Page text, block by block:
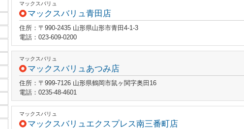
マックスバリュ
マックスバリュ青田店
住所：〒990-2435 山形県山形市青田4-1-3
電話：023-609-0200
マックスバリュ
マックスバリュあつみ店
住所：〒999-7126 山形県鶴岡市鼠ヶ関字奥田16
電話：0235-48-4601
マックスバリュ
マックスバリュエクスプレス南三番町店